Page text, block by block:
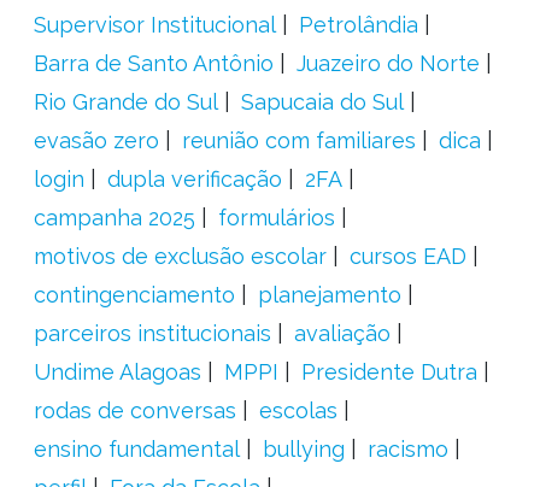
Supervisor Institucional
Petrolândia
Barra de Santo Antônio
Juazeiro do Norte
Rio Grande do Sul
Sapucaia do Sul
evasão zero
reunião com familiares
dica
login
dupla verificação
2FA
campanha 2025
formulários
motivos de exclusão escolar
cursos EAD
contingenciamento
planejamento
parceiros institucionais
avaliação
Undime Alagoas
MPPI
Presidente Dutra
rodas de conversas
escolas
ensino fundamental
bullying
racismo